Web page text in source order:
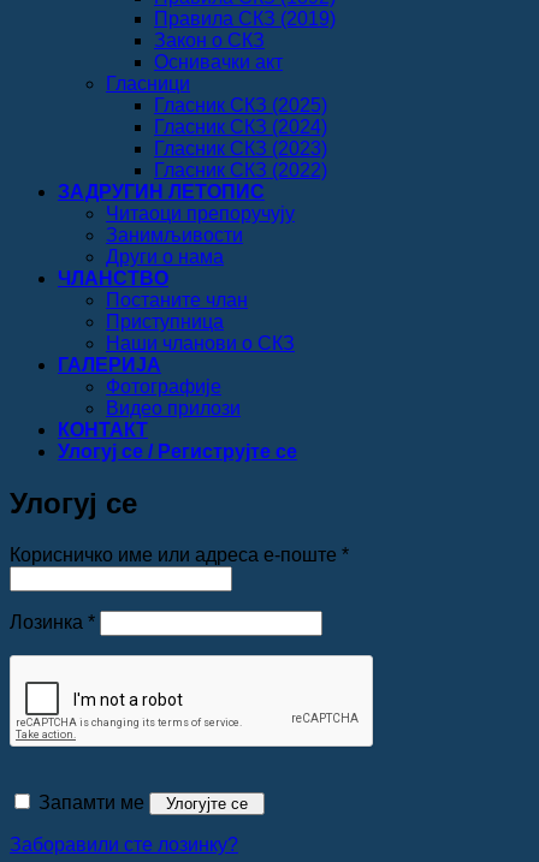
Правила СКЗ (2019)
Закон о СКЗ
Оснивачки акт
Гласници
Гласник СКЗ (2025)
Гласник СКЗ (2024)
Гласник СКЗ (2023)
Гласник СКЗ (2022)
ЗАДРУГИН ЛЕТОПИС
Читаоци препоручују
Занимљивости
Други о нама
ЧЛАНСТВО
Постаните члан
Приступница
Наши чланови о СКЗ
ГАЛЕРИЈА
Фотографије
Видео прилози
КОНТАКТ
Улогуј се / Региструјте се
Улогуј се
Корисничко име или адреса е-поште *Обавезно
Лозинка *Обавезно
Запамти ме Улогујте се
Заборавили сте лозинку?